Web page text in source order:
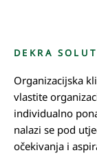
DEKRA
Organizacijska
vlastite
individualno
nalazi se pod
očekivanja i